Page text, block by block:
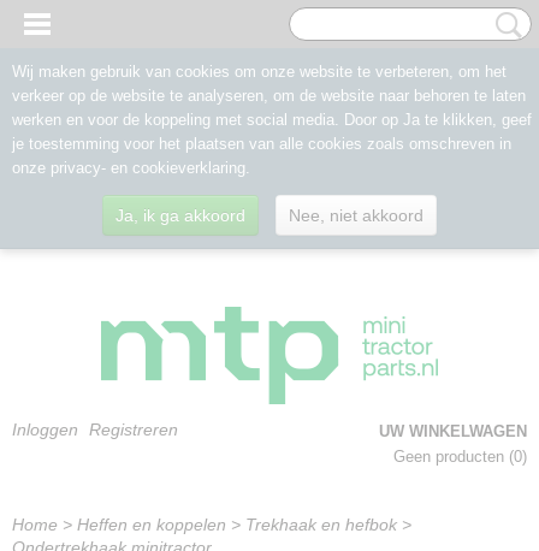
Inloggen Registreren
UW WINKELWAGEN
Geen producten (0)
Home > Heffen en koppelen > Trekhaak en hefbok >
Wij maken gebruik van cookies om onze website te verbeteren, om het
verkeer op de website te analyseren, om de website naar behoren te laten
werken en voor de koppeling met social media. Door op Ja te klikken, geef
je toestemming voor het plaatsen van alle cookies zoals omschreven in
onze privacy- en cookieverklaring.
Ja, ik ga akkoord Nee, niet akkoord